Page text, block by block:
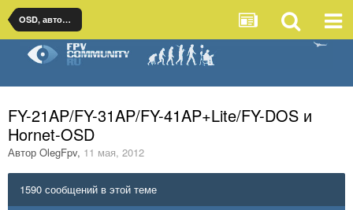
OSD, автопилоты и стабилизация для самолетов
FY-21AP/FY-31AP/FY-41AP+Lite/FY-DOS и
Hornet-OSD
Автор OlegFpv, 11 мая, 2012
1590 сообщений в этой теме